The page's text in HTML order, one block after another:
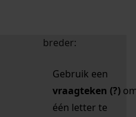
breder:
Gebruik een
vraagteken (?)
één letter te